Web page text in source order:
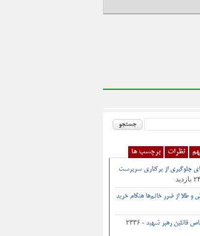
نظرات برچسب ها
جلوگیری از برکناری سرپرست
طلا از ضرر خانم‌ها هنگام خرید
قاتلین رهبر شهید
- ۲۳۳۶